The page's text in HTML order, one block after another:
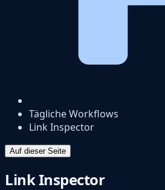
Tägliche Workflows
Link Inspector
Auf dieser Seite
Link Inspector